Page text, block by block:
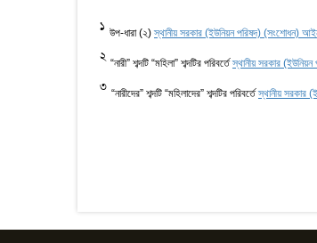
1 উপ-ধারা (২)স্থানীয় সরকার (ইউনিয়ন পরিষদ) (সংশোধন)
2 “নারী” শব্দটি “মহিলা” শব্দটির পরিবর্তেস্থানীয় সরকার
3 “নারীদের” শব্দটি “মহিলাদের” শব্দটির পরিবর্তেস্থানীয় সরকার